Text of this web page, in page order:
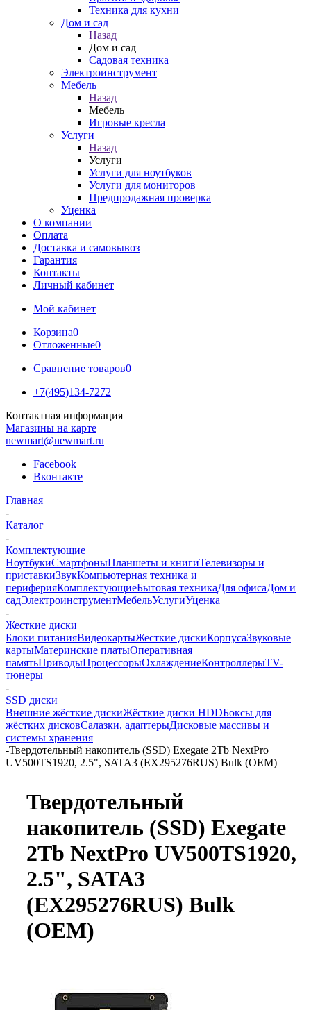
Техника для кухни
Дом и сад
Назад
Дом и сад
Садовая техника
Электроинструмент
Мебель
Назад
Мебель
Игровые кресла
Услуги
Назад
Услуги
Услуги для ноутбуков
Услуги для мониторов
Предпродажная проверка
Уценка
О компании
Оплата
Доставка и самовывоз
Гарантия
Контакты
Личный кабинет
Мой кабинет
Корзина0
Отложенные0
Сравнение товаров0
+7(495)134-7272
Контактная информация
Магазины на карте
newmart@newmart.ru
Facebook
Вконтакте
Главная
-
Каталог
-
Комплектующие
НоутбукиСмартфоныПланшеты и книгиТелевизоры и
приставкиЗвукКомпьютерная техника и
периферияКомплектующиеБытовая техникаДля офисаДом и
садЭлектроинструментМебельУслугиУценка
-
Жесткие диски
Блоки питанияВидеокартыЖесткие дискиКорпусаЗвуковые
картыМатеринские платыОперативная
памятьПриводыПроцессорыОхлаждениеКонтроллерыTV-
тюнеры
-
SSD диски
Внешние жёсткие дискиЖёсткие диски HDDБоксы для
жёстких дисковСалазки, адаптерыДисковые массивы и
системы хранения
-Твердотельный накопитель (SSD) Exegate 2Tb NextPro
UV500TS1920, 2.5", SATA3 (EX295276RUS) Bulk (OEM)
Твердотельный
накопитель (SSD) Exegate
2Tb NextPro UV500TS1920,
2.5", SATA3
(EX295276RUS) Bulk
(OEM)